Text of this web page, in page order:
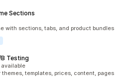
Sections
with sections, tabs, and product bundles
Testing
available
themes, templates, prices, content, pages